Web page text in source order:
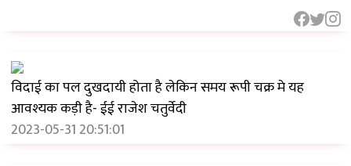
फेस ग्लो बढ़ाने के लिए 15 बेहतरीन घरेलू टिप्स: Skin Care In
विदाई का पल दुखदायी होता है लेकिन समय रूपी चक्र मे यह
आवश्यक कड़ी है- ईई राजेश चतुर्वेदी
2023-05-31 20:51:01